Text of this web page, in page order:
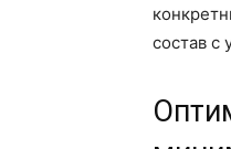
состав с